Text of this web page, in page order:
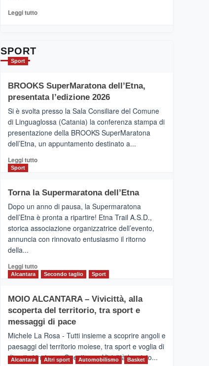
dell’Etna
Leggi tuttoLeggi
con
la
Al
via
i
collegamenti
SPORT
Sport
BROOKS SuperMaratona dell’Etna,
presentata l’edizione 2026
Si è svolta presso la Sala Consiliare del Comune
di Linguaglossa (Catania) la conferenza stampa di
presentazione della BROOKS SuperMaratona
dell’Etna, un appuntamento destinato a...
Leggi tuttoLeggi
BROOKS
SuperMaratona
dell’Etna,
presentata
l’edizione
2026
Sport
Torna la Supermaratona dell’Etna
Dopo un anno di pausa, la Supermaratona
dell’Etna è pronta a ripartire! Etna Trail A.S.D.,
storica associazione organizzatrice dell’evento,
annuncia con rinnovato entusiasmo il ritorno
della...
Leggi tuttoLeggi
Torna
la
Supermaratona
Alcantara Secondo taglio Sport
MOIO ALCANTARA – Vivicittà, alla
scoperta del territorio, tra sport e
messaggi di pace
Michele La Rosa - Tutti insieme a scoprire angoli e
paesaggi del territorio moiese, tra sport e voglia di
divertirsi insieme. Quest'anno Vivicittà ha visto...
Alcantara Altri sport Automobilismo
Basket